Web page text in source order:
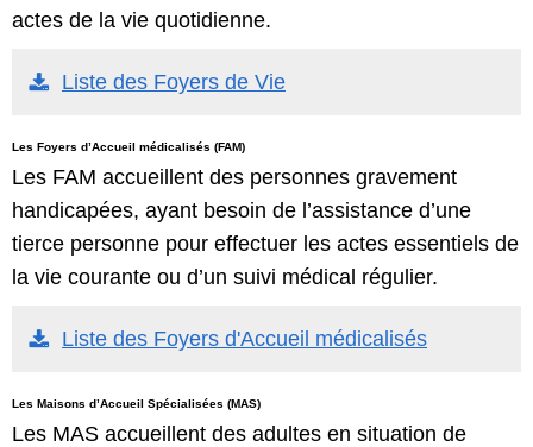
actes de la vie quotidienne.
Liste des Foyers de Vie
Les Foyers d’Accueil médicalisés (FAM)
Les FAM accueillent des personnes gravement
handicapées, ayant besoin de l’assistance d’une
tierce personne pour effectuer les actes essentiels de
la vie courante ou d’un suivi médical régulier.
Liste des Foyers d'Accueil médicalisés
Les Maisons d’Accueil Spécialisées (MAS)
Les MAS accueillent des adultes en situation de